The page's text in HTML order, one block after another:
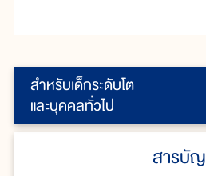
สำหรับเด็กระดับโต
และบุคคลทั่วไป
สารบัญ